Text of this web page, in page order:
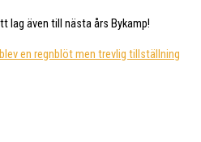
lag även till nästa års Bykamp!
en regnblöt men trevlig tillställning